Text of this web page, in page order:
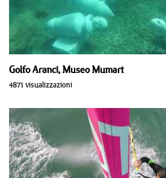
Golfo Aranci, Museo Mumart
4871 visualizzazioni